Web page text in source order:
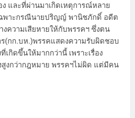
และที่ผ่านมาเกิดเหตุการณ์หลาย
ฉพาะกรณีนายปริญญ์ พานิชภักดิ์ อดีต
งความเสียหายให้กับพรรคฯ ซึ่งตน
(กก.บห.)พรรคแสดงความรับผิดชอบ
เกิดขึ้นให้มากกว่านี้ เพราะเรื่อง
สูงกว่ากฎหมาย พรรคฯไม่ผิด แต่มีคน